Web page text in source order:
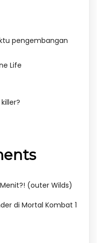
pengembangan
Life
(outer Wilds)
di Mortal Kombat 1